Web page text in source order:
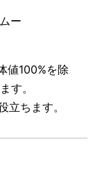
ー
値100%を除
す。
立ちます。